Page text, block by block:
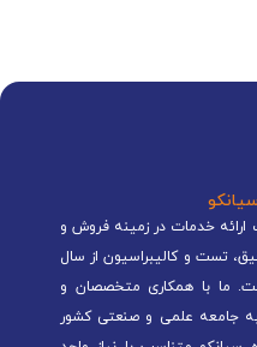
خدمات در زمینه فروش و
تست و کالیبراسیون از سال
است. ما با همکاری متخصصان و
جامعه علمی و صنعتی کشور